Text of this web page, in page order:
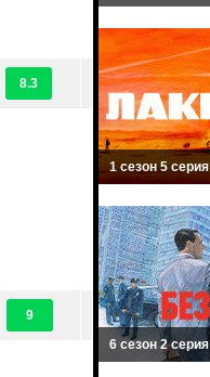
8.3
9
1 сезон 5 серия
6 сезон 2 серия